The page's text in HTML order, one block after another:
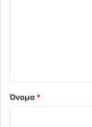
Όνομα *